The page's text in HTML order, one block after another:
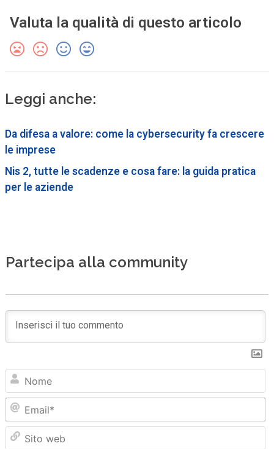
Valuta la qualità di questo articolo
Leggi anche:
Da difesa a valore: come la cybersecurity fa crescere
le imprese
Nis 2, tutte le scadenze e cosa fare: la guida pratica
per le aziende
Partecipa alla community